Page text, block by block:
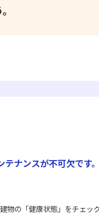
ナンスが不可欠です
の「健康状態」をチェック